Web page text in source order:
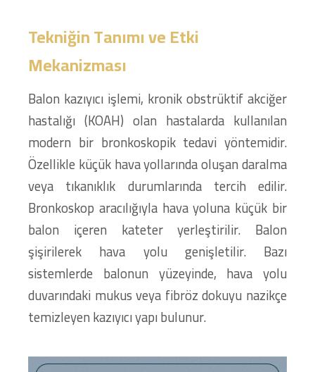
Tekniğin Tanımı ve Etki
Mekanizması
Balon kazıyıcı işlemi, kronik obstrüktif akciğer
hastalığı (KOAH) olan hastalarda kullanılan
modern bir bronkoskopik tedavi yöntemidir.
Özellikle küçük hava yollarında oluşan daralma
veya tıkanıklık durumlarında tercih edilir.
Bronkoskop aracılığıyla hava yoluna küçük bir
balon içeren kateter yerleştirilir. Balon
şişirilerek hava yolu genişletilir. Bazı
sistemlerde balonun yüzeyinde, hava yolu
duvarındaki mukus veya fibröz dokuyu nazikçe
temizleyen kazıyıcı yapı bulunur.